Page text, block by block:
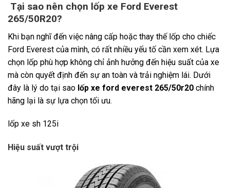
Tại sao nên chọn lốp xe Ford Everest
265/50R20?
Khi bạn nghĩ đến việc nâng cấp hoặc thay thế lốp cho chiếc
Ford Everest của mình, có rất nhiều yếu tố cần xem xét. Lựa
chọn lốp phù hợp không chỉ ảnh hưởng đến hiệu suất của xe
mà còn quyết định đến sự an toàn và trải nghiệm lái. Dưới
đây là lý do tại sao lốp xe ford everest 265/50r20 chính
hãng lại là sự lựa chọn tối ưu.
lốp xe sh 125i
Hiệu suất vượt trội